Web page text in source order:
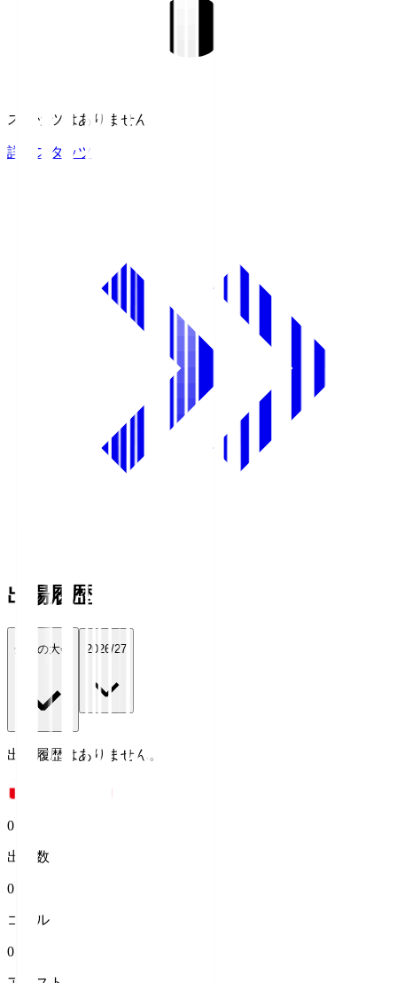
スタッツはありません。
詳細スタッツ
出場履歴
全ての大会 2026/27
出場履歴はありません。
0
出場数
0
ゴール
0